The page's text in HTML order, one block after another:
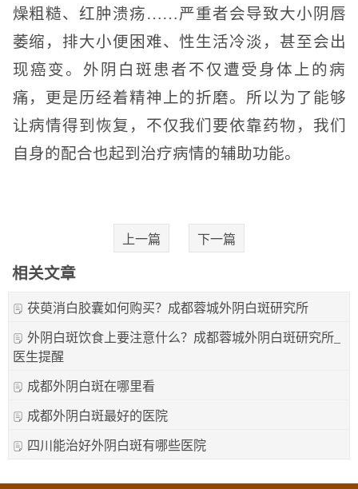
燥粗糙、红肿溃疡……严重者会导致大小阴唇
萎缩，排大小便困难、性生活冷淡，甚至会出
现癌变。外阴白斑患者不仅遭受身体上的病
痛，更是历经着精神上的折磨。所以为了能够
让病情得到恢复，不仅我们要依靠药物，我们
自身的配合也起到治疗病情的辅助功能。
上一篇 下一篇
相关文章
茯萸消白胶囊如何购买？成都蓉城外阴白斑研究所
外阴白斑饮食上要注意什么？成都蓉城外阴白斑研究所_
医生提醒
成都外阴白斑在哪里看
成都外阴白斑最好的医院
四川能治好外阴白斑有哪些医院